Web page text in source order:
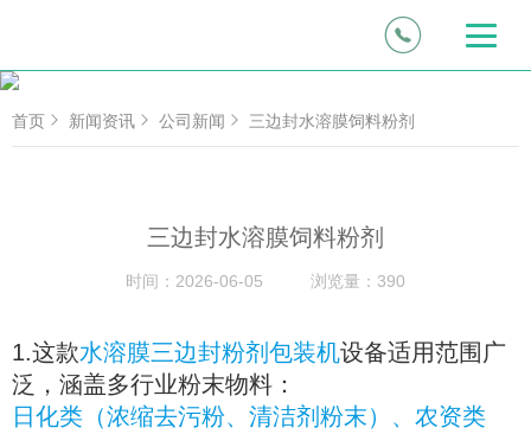
首页 新闻资讯 公司新闻 三边封水溶膜饲料粉剂
三边封水溶膜饲料粉剂
时间： 2026-06-05 浏览量： 390
1.这款水溶膜三边封粉剂包装机设备适用范围广
泛，涵盖多行业粉末物料：
日化类（浓缩去污粉、清洁剂粉末）、农资类